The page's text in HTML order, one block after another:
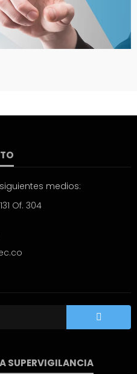
medios:
Of. 304
SUPERVIGILANCIA